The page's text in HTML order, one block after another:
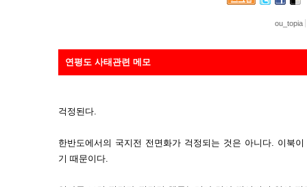
ou_topia
연평도 사태관련 메모
걱정된다.
한반도에서의 국지전 전면화가 걱정되는 것은 아니다. 이북
기 때문이다.